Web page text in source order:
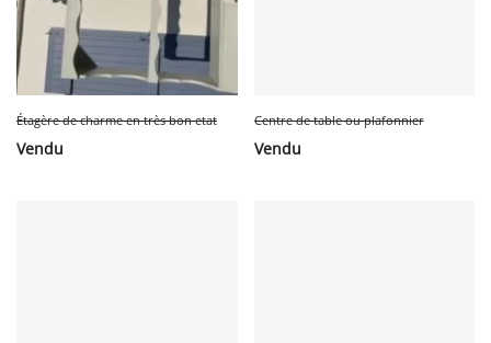
Étagère de charme en très bon etat
Vendu
Centre de table ou plafonnier
Vendu